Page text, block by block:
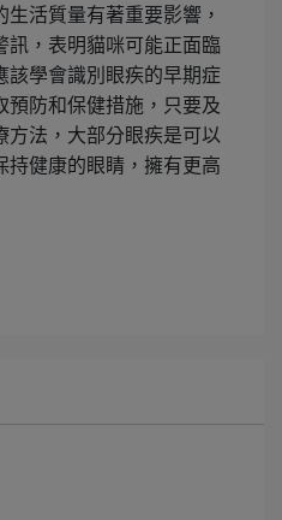
活質量有著重要影響，
訊，表明貓咪可能正面臨
該學會識別眼疾的早期症
預防和保健措施，只要及
方法，大部分眼疾是可以
持健康的眼睛，擁有更高